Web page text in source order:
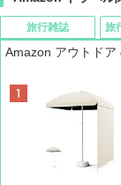
旅行雑誌 旅
Amazon アウトドア